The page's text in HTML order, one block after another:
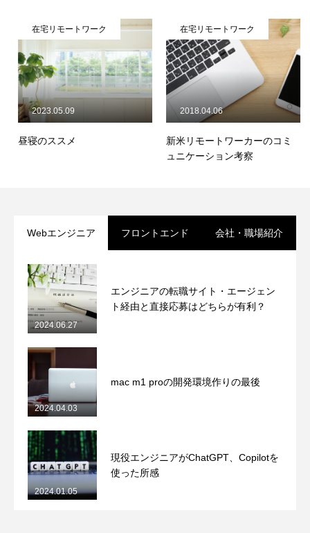
在宅リモートワーク
昼寝のススメ
2023.05.09
在宅リモートワーク
新米リモートワーカーのコミ
ュニケーション考察
2018.04.06
Webエンジニア フロントエンド 会社・職場紹介
エンジニアの転職サイト・エージェン
ト経由と直接応募はどちらが有利？
2024.06.27
mac m1 proの開発環境作りの最後
2024.04.03
現役エンジニアがChatGPT、Copilotを
使った所感
2024.01.05